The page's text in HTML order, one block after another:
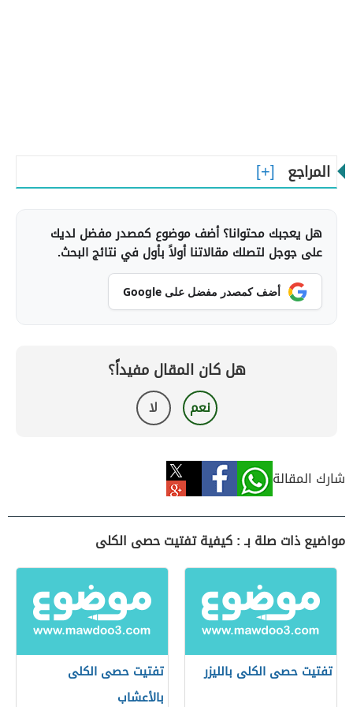
المراجع
هل يعجبك محتوانا؟ أضف موضوع كمصدر مفضل لديك
على جوجل لتصلك مقالاتنا أولاً بأول في نتائج البحث.
أضف كمصدر مفضل على Google
هل كان المقال مفيداً؟
نعم لا
شارك المقالة
مواضيع ذات صلة بـ : كيفية تفتيت حصى الكلى
تفتيت حصى الكلى بالليزر
تفتيت حصى الكلى
بالأعشاب